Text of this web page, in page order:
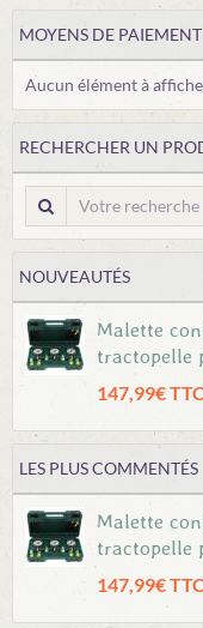
MOYENS DE PAIEMENT
Aucun élément à
RECHERCHER UN
NOUVEAUTÉS
Malette
tractopelle
147,99€ TTC
LES PLUS COMMENTÉS
Malette
tractopelle
147,99€ TTC